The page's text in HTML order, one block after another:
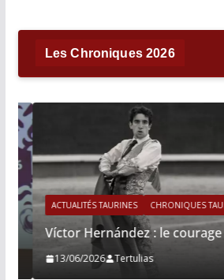
Les Chroniques 2026
ACTUALITÉS TAURINES CHRONIQUES
Víctor Hernández : le courage
13/06/2026 Tertulias